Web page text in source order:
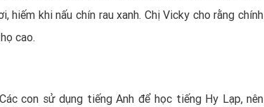
khi nấu chín rau xanh. Chị Vicky cho rằng chính
cao.
con sử dụng tiếng Anh để học tiếng Hy Lạp, nên